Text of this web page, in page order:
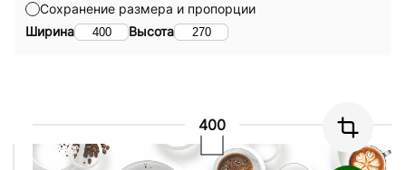
Ширина Высота
Сохранение размера и пропорции